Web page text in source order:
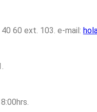
60 ext. 103. e-mail: